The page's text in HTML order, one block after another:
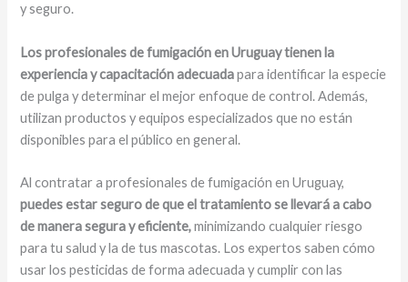
y seguro.
Los profesionales de fumigación en Uruguay tienen la
experiencia y capacitación adecuadapara identificar la especie
de pulga y determinar el mejor enfoque de control. Además,
utilizan productos y equipos especializados que no están
disponibles para el público en general.
Al contratar a profesionales de fumigación en Uruguay,
puedes estar seguro de que el tratamiento se llevará a cabo
de manera segura y eficiente,minimizando cualquier riesgo
para tu salud y la de tus mascotas. Los expertos saben cómo
usar los pesticidas de forma adecuada y cumplir con las